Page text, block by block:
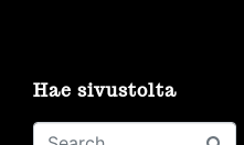
Hae sivustolta